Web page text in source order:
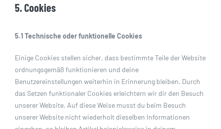
5. Cookies
5.1 Technische oder funktionelle Cookies
Einige Cookies stellen sicher, dass bestimmte Teile der Website
ordnungsgemäß funktionieren und deine
Benutzereinstellungen weiterhin in Erinnerung bleiben. Durch
das Setzen funktionaler Cookies erleichtern wir dir den Besuch
unserer Website. Auf diese Weise musst du beim Besuch
unserer Website nicht wiederholt dieselben Informationen